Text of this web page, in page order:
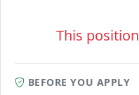
This
BEFORE YOU APPLY